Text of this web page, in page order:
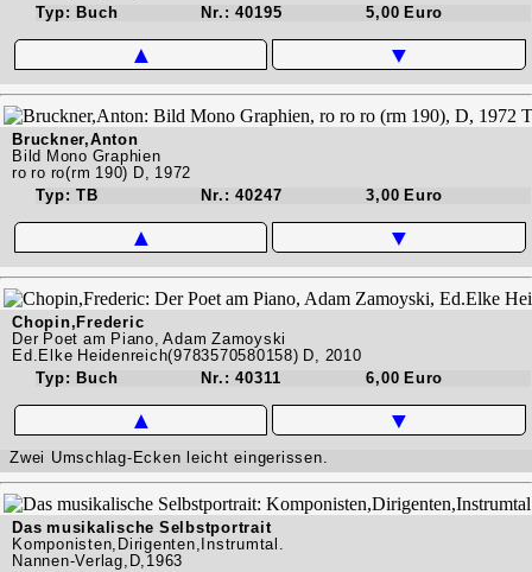
Typ: Buch
Nr.: 40195 5,00 Euro
▲ ▼
Bruckner,Anton
Bild Mono Graphien
ro ro ro(rm 190) D, 1972
Typ: TB
Nr.: 40247 3,00 Euro
▲ ▼
Chopin,Frederic
Der Poet am Piano, Adam Zamoyski
Ed.Elke Heidenreich(9783570580158) D, 2010
Typ: Buch
Nr.: 40311 6,00 Euro
▲ ▼
Zwei Umschlag-Ecken leicht eingerissen.
Das musikalische Selbstportrait
Komponisten,Dirigenten,Instrumtal.
Nannen-Verlag,D,1963